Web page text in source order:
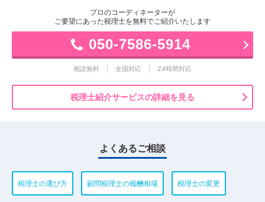
プロのコーディネーターが
ご要望にあった税理士を無料でご紹介いたします
050-7586-5914
相談無料 全国対応 24時間対応
税理士紹介サービスの詳細を見る
よくあるご相談
税理士の選び方 顧問税理士の報酬相場 税理士の変更